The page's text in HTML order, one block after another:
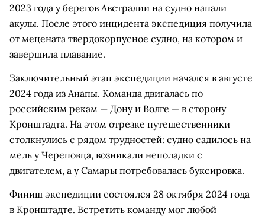
2023 года у берегов Австралии на судно напали
акулы. После этого инцидента экспедиция получила
от мецената твердокорпусное судно, на котором и
завершила плавание.
Заключительный этап экспедиции начался в августе
2024 года из Анапы. Команда двигалась по
российским рекам — Дону и Волге — в сторону
Кронштадта. На этом отрезке путешественники
столкнулись с рядом трудностей: судно садилось на
мель у Череповца, возникали неполадки с
двигателем, а у Самары потребовалась буксировка.
Финиш экспедиции состоялся 28 октября 2024 года
в Кронштадте. Встретить команду мог любой